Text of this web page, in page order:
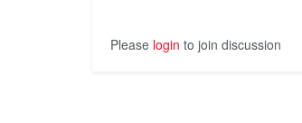
Please login to join discussion